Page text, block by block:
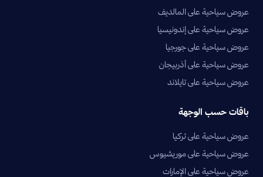
عروض سياحية على المالديف
عروض سياحية على إندونيسيا
عروض سياحية على جورجيا
عروض سياحية على أذربيجان
عروض سياحية على تايلاند
باقات حسب الوجهة
عروض سياحية على تركيا
عروض سياحية على موريشيوس
عروض سياحية على الإمارات